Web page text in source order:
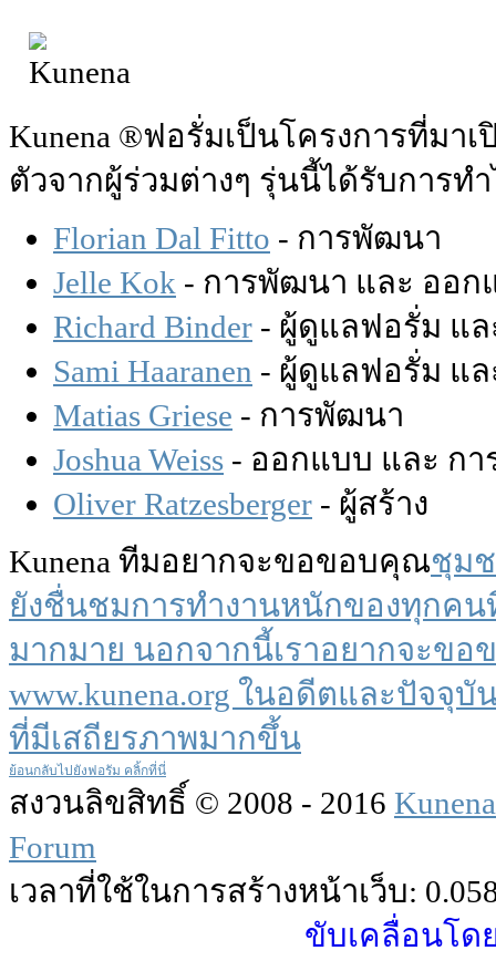
Kunena ®ฟอรั่มเป็นโครงการที่มา
ตัวจากผู้ร่วมต่างๆ รุ่นนี้ได้รับการท
Florian Dal Fitto - การพัฒนา
Jelle Kok - การพัฒนา และ ออก
Richard Binder - ผู้ดูแลฟอรั่ม แ
Sami Haaranen - ผู้ดูแลฟอรั่ม แ
Matias Griese - การพัฒนา
Joshua Weiss - ออกแบบ และ ก
Oliver Ratzesberger - ผู้สร้าง
Kunena ทีมอยากจะขอขอบคุณชุม
ยังชื่นชมการทำงานหนักของทุกค
มากมาย นอกจากนี้เราอยากจะข
www.kunena.org ในอดีตและปัจจุบั
ที่มีเสถียรภาพมากขึ้น
ย้อนกลับไปยังฟอรัม คลิ้กที่นี่
สงวนลิขสิทธิ์ © 2008 - 2016 Kunena
Forum
เวลาที่ใช้ในการสร้างหน้าเว็บ:
ขับเคลื่อนโด